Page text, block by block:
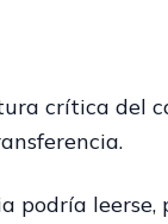
crítica del
podría leerse,